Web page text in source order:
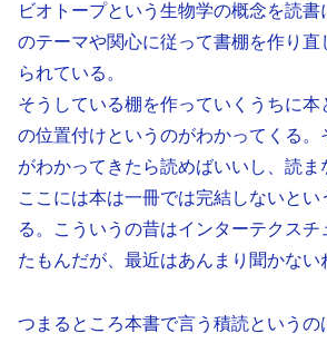
ビオトープという生物学の概念を読
のテーマや関心に従って書棚を作り直
られている。
そうしている棚を作っていくうちに
の位置付けというのがわかってくる。
がわかってきたら読めばいいし、読ま
ここには本は一冊では完結しないとい
る。こういうの昔はインターテクスチ
たもんだが、最近はあんまり聞かない
つまるところ本書で言う積読というの